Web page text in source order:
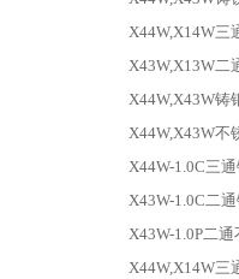
X44W,X14W三
X43W,X13W二
X44W,X43W铸
X44W,X43W不
X44W-1.0C三
X43W-1.0C二
X43W-1.0P二
X44W,X14W三